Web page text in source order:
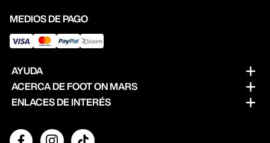
MEDIOS DE PAGO
AYUDA
Preguntas frecuentes
Cambios y devoluciones
ACERCA DE FOOT ON MARS
Sobre nosotros
Abre tu Foot on Mars
ENLACES DE INTERÉS
Politica de privacidad